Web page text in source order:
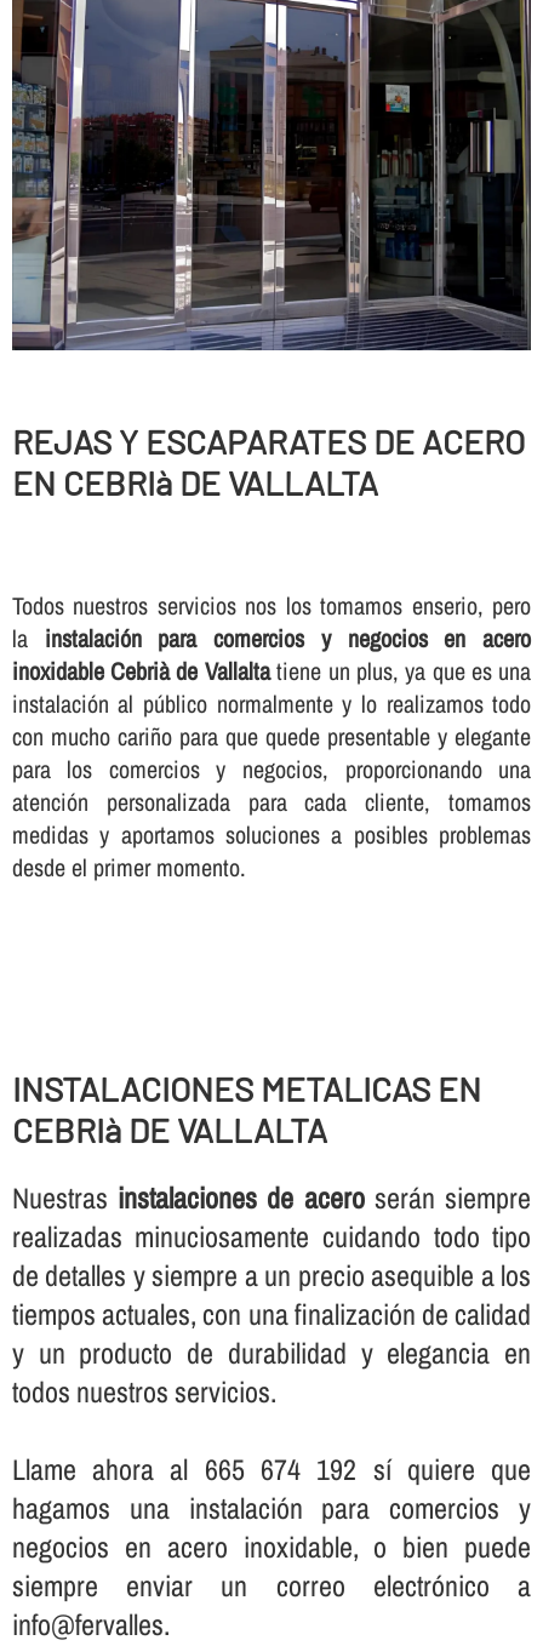
REJAS Y ESCAPARATES DE ACERO
EN CEBRIà DE VALLALTA
Todos nuestros servicios nos los tomamos enserio, pero
la instalación para comercios y negocios en acero
inoxidable Cebrià de Vallaltatiene un plus, ya que es una
instalación al público normalmente y lo realizamos todo
con mucho cariño para que quede presentable y elegante
para los comercios y negocios, proporcionando una
atención personalizada para cada cliente, tomamos
medidas y aportamos soluciones a posibles problemas
desde el primer momento.
INSTALACIONES METALICAS EN
CEBRIà DE VALLALTA
Nuestras instalaciones de aceroserán siempre
realizadas minuciosamente cuidando todo tipo
de detalles y siempre a un precio asequible a los
tiempos actuales, con una finalización de calidad
y un producto de durabilidad y elegancia en
todos nuestros servicios.
Llame ahora al 665 674 192 sí­ quiere que
hagamos una instalación para comercios y
negocios en acero inoxidable, o bien puede
siempre enviar un correo electrónico a
info@fervalles.